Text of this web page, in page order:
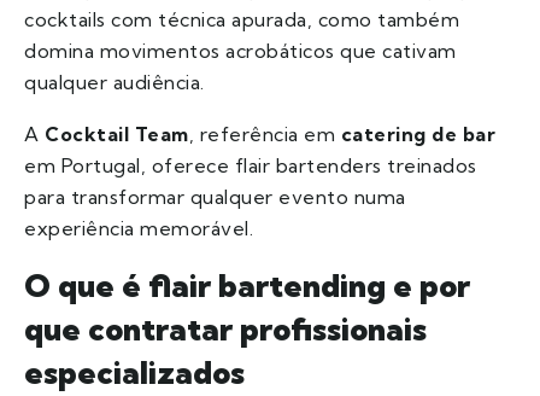
cocktails com técnica apurada, como também
domina movimentos acrobáticos que cativam
qualquer audiência.
A Cocktail Team, referência em catering de bar
em Portugal, oferece flair bartenders treinados
para transformar qualquer evento numa
experiência memorável.
O que é flair bartending e por
que contratar profissionais
especializados